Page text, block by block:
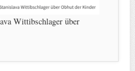
Wittibschlager über